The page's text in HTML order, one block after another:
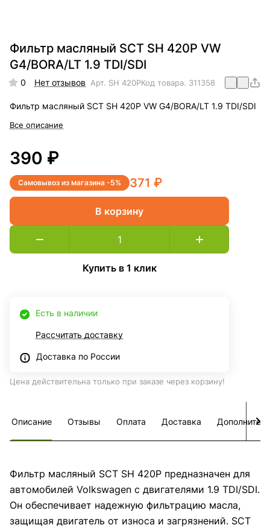
Фильтр масляный SCT SH 420P VW
G4/BORA/LT 1.9 TDI/SDI
0 Нет отзывов Арт. SH 420PКод товара. 311358
Фильтр масляный SCT SH 420P VW G4/BORA/LT 1.9 TDI/SDI
Все описание
390 ₽
Самовывоз из магазина -5% 371 ₽
В корзину
Купить в 1 клик
Есть в наличии
Рассчитать доставку
Доставка по России
Цена действительна только при заказе через корзину!
Описание Отзывы Оплата Доставка
Фильтр масляный SCT SH 420P предназначен для
автомобилей Volkswagen с двигателями 1.9 TDI/SDI.
Он обеспечивает надежную фильтрацию масла,
защищая двигатель от износа и загрязнений. SCT